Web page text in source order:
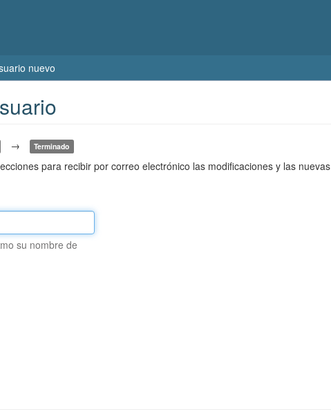
nuevo
→ Terminado
para recibir por correo electrónico las modificaciones y las nuevas
su nombre de